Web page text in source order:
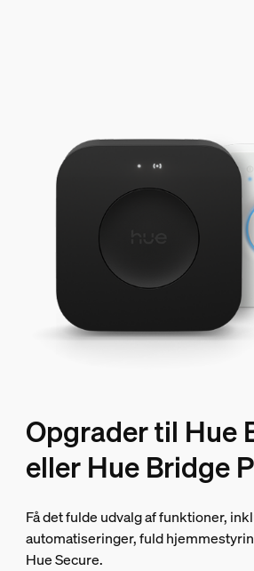
Opgrader til Hue
eller Hue Bridge
Få det fulde udvalg af funktioner,
automatiseringer, fuld
Hue Secure.